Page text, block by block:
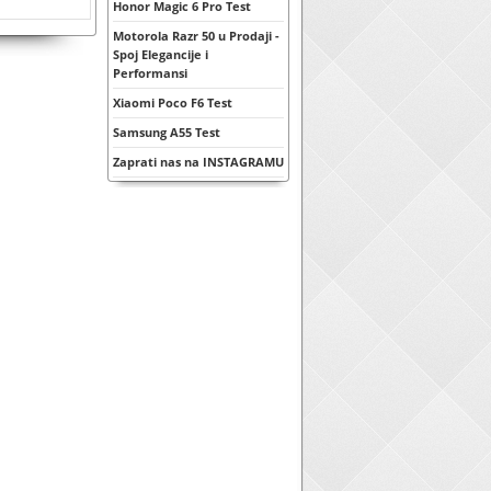
Honor Magic 6 Pro Test
Motorola Razr 50 u Prodaji -
Spoj Elegancije i
Performansi
Xiaomi Poco F6 Test
Samsung A55 Test
Zaprati nas na INSTAGRAMU